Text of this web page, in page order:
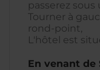
passerez sous
Tourner à
rond-point,
L'hôtel est
En venant de